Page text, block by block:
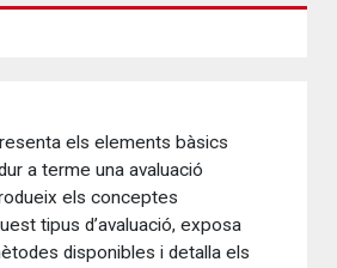
els elements bàsics
a terme una avaluació
els conceptes
tipus d’avaluació, exposa
disponibles i detalla els